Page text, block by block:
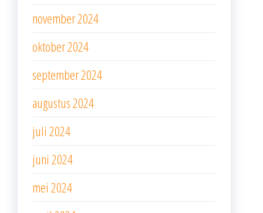
november 2024
oktober 2024
september 2024
augustus 2024
juli 2024
juni 2024
mei 2024